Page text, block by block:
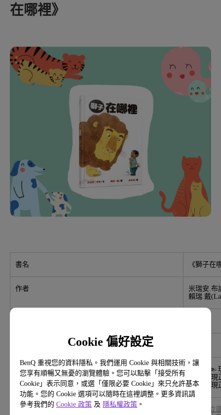
Cookie 偏好設定
BenQ 重視您的資料隱私。我們運用 Cookie 與相關技術，讓
您享有順暢又無憂的瀏覽體驗。您可以點擊「接受所有
Cookie」表示同意，或選「僅限必要 Cookie」來只允許基本
功能。您的 Cookie 選項可以隨時在這裡調整。更多資訊請
參考我們的 Cookie 政策 及 隱私權政策 。
在哪裡》
書名 《獅子在
作者
米瑞安.布
賴瑞.戴
購買連結
☜
☜ 現
三民
☜ 現
借書連結
台北市立